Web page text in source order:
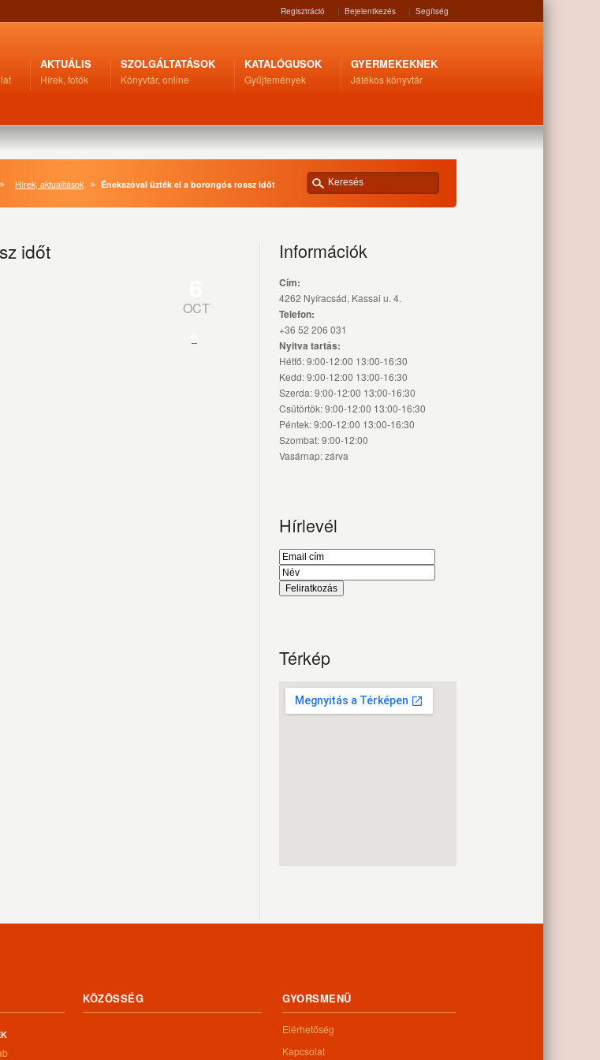
Regisztráció | Bejelentkezés | Segítség
AKTUÁLIS
Hírek, fotók
SZOLGÁLTATÁSOK
Könyvtár, online
KATALÓGUSOK
Gyűjtemények
GYERMEKEKNEK
Játékos könyvtár
Hírek, aktualitások Énekszóval űzték el a borongós rossz időt
időt
OCT
Információk
Cím:
4262 Nyíracsád, Kassai u. 4.
Telefon:
+36 52 206 031
Nyitva tartás:
Hétfő: 9:00-12:00 13:00-16:30
Kedd: 9:00-12:00 13:00-16:30
Szerda: 9:00-12:00 13:00-16:30
Csütörtök: 9:00-12:00 13:00-16:30
Péntek: 9:00-12:00 13:00-16:30
Szombat: 9:00-12:00
Vasárnap: zárva
Hírlevél
Térkép
KÖZÖSSÉG GYORSMENÜ
Elérhetőség
Kapcsolat